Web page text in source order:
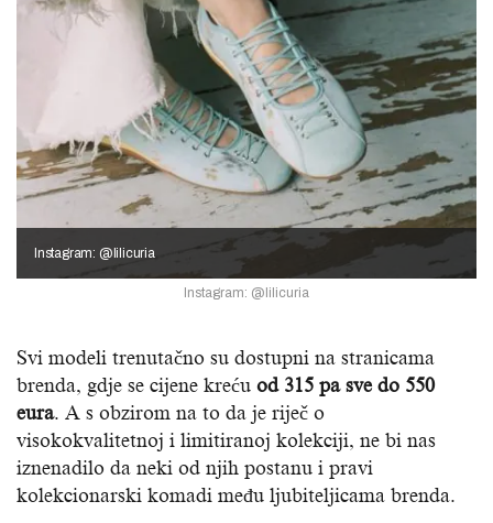
Instagram: @lilicuria
Instagram: @lilicuria
Svi modeli trenutačno su dostupni na stranicama
brenda, gdje se cijene kreću od 315 pa sve do 550
eura. A s obzirom na to da je riječ o
visokokvalitetnoj i limitiranoj kolekciji, ne bi nas
iznenadilo da neki od njih postanu i pravi
kolekcionarski komadi među ljubiteljicama brenda.